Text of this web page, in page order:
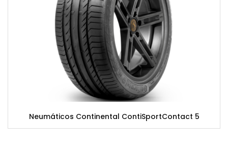
Neumáticos Continental ContiSportContact 5